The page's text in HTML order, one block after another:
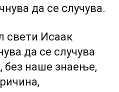
да се случува.
свети Исаак
да се случува
без наше знаење,